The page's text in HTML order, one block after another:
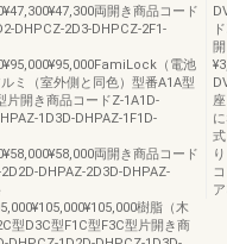
両開き商品コード
DHPCZ-2D3-DHPCZ-2F1-
（電池
ミ（室外側と同色）型番A1A型
片開き商品コードZ-1A1D-
1D3D-DHPAZ-1F1D-
両開き商品コード
DHPAZ-2D3D-DHPAZ-
樹脂（木
型D3C型F1C型F3C型片開き商